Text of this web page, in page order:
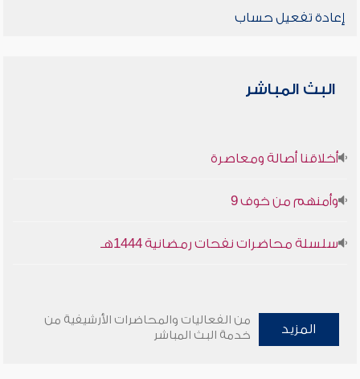
إعادة تفعيل حساب
البث المباشر
أخلاقنا أصالة ومعاصرة
وأمنهم من خوف 9
سلسلة محاضرات نفحات رمضانية 1444هـ
المزيد
من الفعاليات والمحاضرات الأرشيفية من
خدمة البث المباشر